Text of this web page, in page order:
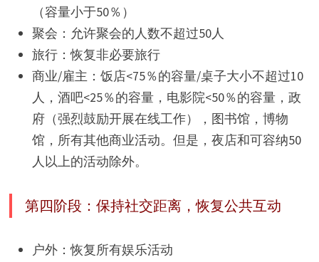
（容量小于50％）
聚会：允许聚会的人数不超过50人
旅行：恢复非必要旅行
商业/雇主：饭店<75％的容量/桌子大小不超过10
人，酒吧<25％的容量，电影院<50％的容量，政
府（强烈鼓励开展在线工作），图书馆，博物
馆，所有其他商业活动。但是，夜店和可容纳50
人以上的活动除外。
第四阶段：保持社交距离，恢复公共互动
户外：恢复所有娱乐活动